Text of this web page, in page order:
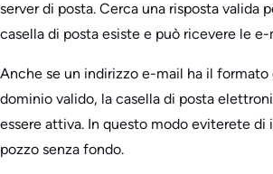
server di posta. Cerca una risposta valida
casella di posta esiste e può ricevere le e-
Anche se un indirizzo e-mail ha il
dominio valido, la casella di posta
essere attiva. In questo modo eviterete di
pozzo senza fondo.